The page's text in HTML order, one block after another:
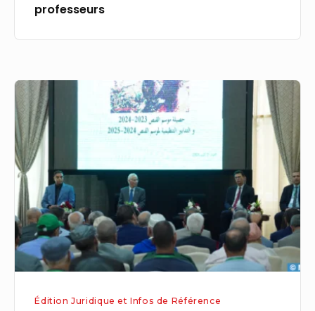
renforcer
professeurs
professeurs
Kénitra:
la
préservation
du
gibier
au
centre
de
la
2ème
Édition Juridique et Infos de Référence